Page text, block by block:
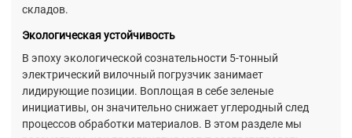
складов.
Экологическая устойчивость
В эпоху экологической сознательности 5-тонный
электрический вилочный погрузчик занимает
лидирующие позиции. Воплощая в себе зеленые
инициативы, он значительно снижает углеродный след
процессов обработки материалов. В этом разделе мы